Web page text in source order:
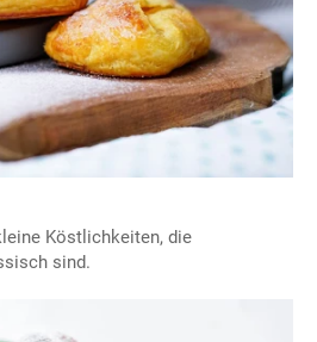
Köstlichkeiten, die
sind.